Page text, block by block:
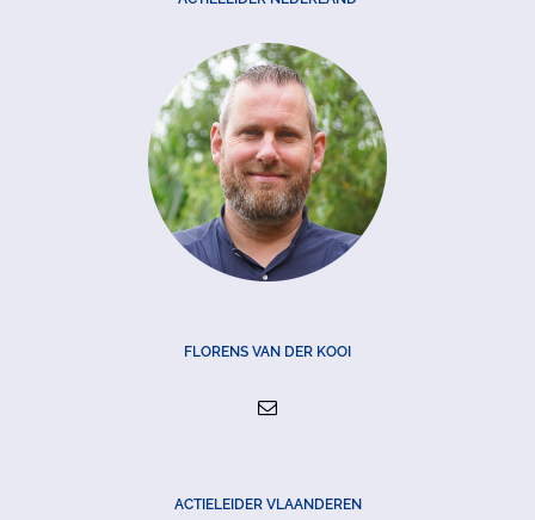
FLORENS VAN DER KOOI
ACTIELEIDER VLAANDEREN